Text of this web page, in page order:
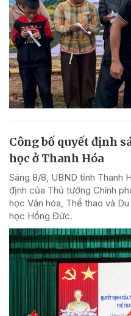
Công bố quyết định
học ở Thanh Hóa
Sáng 8/8, UBND tỉnh Thanh
định của Thủ tướng Chính
học Văn hóa, Thể thao và
học Hồng Đức.